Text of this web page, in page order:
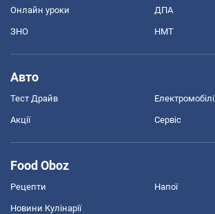
Онлайн уроки ДПА
ЗНО НМТ
Авто
Тест Драйв Електромобілі
Акції Сервіс
Food Oboz
Рецепти Напої
Новини Кулінарії